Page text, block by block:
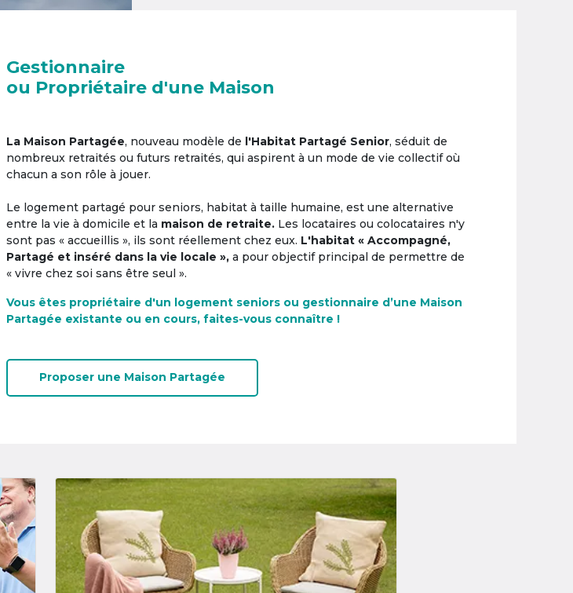
Gestionnaire
ou Propriétaire d'une Maison
La Maison Partagée, nouveau modèle de l'Habitat Partagé Senior, séduit de
nombreux retraités ou futurs retraités, qui aspirent à un mode de vie collectif où
chacun a son rôle à jouer.
Le logement partagé pour seniors, habitat à taille humaine, est une alternative
entre la vie à domicile et la maison de retraite. Les locataires ou colocataires n'y
sont pas « accueillis », ils sont réellement chez eux. L'habitat « Accompagné,
Partagé et inséré dans la vie locale », a pour objectif principal de permettre de
« vivre chez soi sans être seul ».
Vous êtes propriétaire d'un logement seniors ou gestionnaire d’une Maison
Partagée existante ou en cours, faites-vous connaître !
Proposer une Maison Partagée